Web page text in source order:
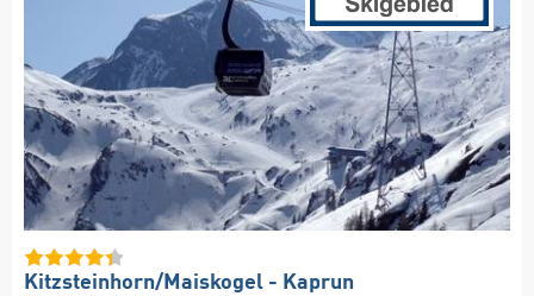
Kitzsteinhorn/​Maiskogel - Kaprun